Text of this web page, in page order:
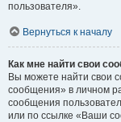
пользователя».
Вернуться к началу
Как мне найти свои
Вы можете найти свои
сообщения» в личном
сообщения
или по ссылке «Ваши